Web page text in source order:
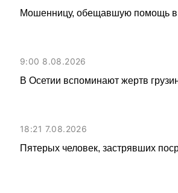
Мошенницу, обещавшую помощь в
9:00 8.08.2026
В Осетии вспоминают жертв
18:21 7.08.2026
Пятерых человек, застрявших